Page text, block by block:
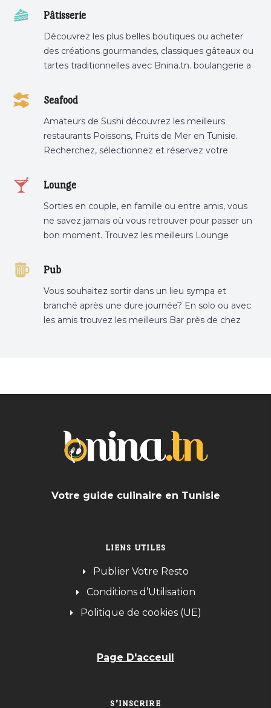
Pâtisserie
Découvrez les plus belles boutiques ou acheter
des créations gourmandes, classiques gâteaux ou
tartes traditionnelles avec Bnina.tn. boulangerie a
tunis, pâtisserie sousse .
Seafood
Amateurs de Sushi découvrez les meilleurs
restaurants Poissons, Fruits de Mer en Tunisie.
Recherchez, sélectionnez et réservez votre
Lounge
Sorties en couple, en famille ou entre amis, vous
ne savez jamais où vous retrouver pour passer un
bon moment. Trouvez les meilleurs Lounge
Pub
Vous souhaitez sortir dans un lieu sympa et
branché après une dure journée? En solo ou avec
les amis trouvez les meilleurs Bar près de chez
Votre guide culinaire en Tunisie
LIENS UTILES
Publier Votre Resto
Conditions d’Utilisation
Politique de cookies (UE)
Page D'acceuil
S’INSCRIRE